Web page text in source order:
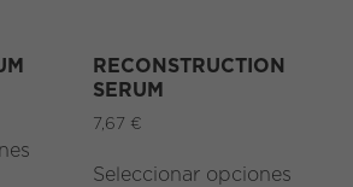
RECONSTRUCTION
SERUM
7,67 €
Seleccionar opciones